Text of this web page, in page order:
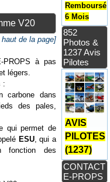
V20
de la page]
PROPS à pas
légers.
:
carbone dans
des pales,
qui permet de
ESU, qui a
fonction des
Remboursé
6 Mois
852
Photos &
1237 Avis
Pilotes
AVIS
PILOTES
(1237)
CONTACT
E-PROPS